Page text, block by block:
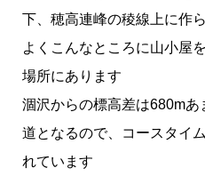
下、穂高連峰の稜線上に作
よくこんなところに山小屋
場所にあります
涸沢からの標高差は680m
道となるので、コースタイ
れています